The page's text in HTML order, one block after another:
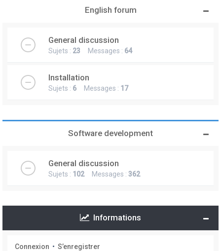
English forum
General discussion
Sujets : 23 Messages : 64
Installation
Sujets : 6 Messages : 17
Software development
General discussion
Sujets : 102Messages : 362
Informations
Connexion • S’enregistrer